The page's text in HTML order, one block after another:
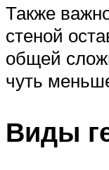
Также
стеной
общей
чуть
Виды